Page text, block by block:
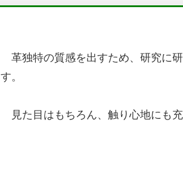
革独特の質感を出すため、研究に
す。
見た目はもちろん、触り心地にも充